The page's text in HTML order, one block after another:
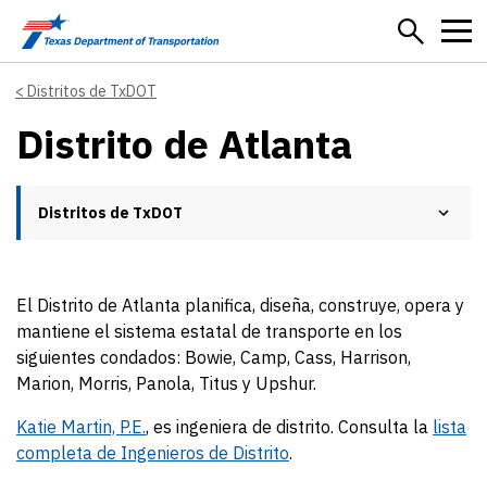
Skip to main content
Distritos de TxDOT
Distrito de Atlanta
Distritos de TxDOT
El Distrito de Atlanta planifica, diseña, construye, opera y
mantiene el sistema estatal de transporte en los
siguientes condados: Bowie, Camp, Cass, Harrison,
Marion, Morris, Panola, Titus y Upshur.
Katie Martin, P.E., es ingeniera de distrito. Consulta la lista
completa de Ingenieros de Distrito.